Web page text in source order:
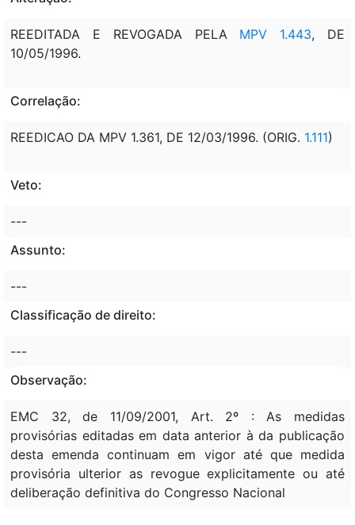
REEDITADA E REVOGADA PELA MPV 1.443, DE
10/05/1996.
Correlação:
REEDICAO DA MPV 1.361, DE 12/03/1996. (ORIG. 1.111)
Veto:
---
Assunto:
---
Classificação de direito:
---
Observação:
EMC 32, de 11/09/2001, Art. 2º : As medidas
provisórias editadas em data anterior à da publicação
desta emenda continuam em vigor até que medida
provisória ulterior as revogue explicitamente ou até
deliberação definitiva do Congresso Nacional